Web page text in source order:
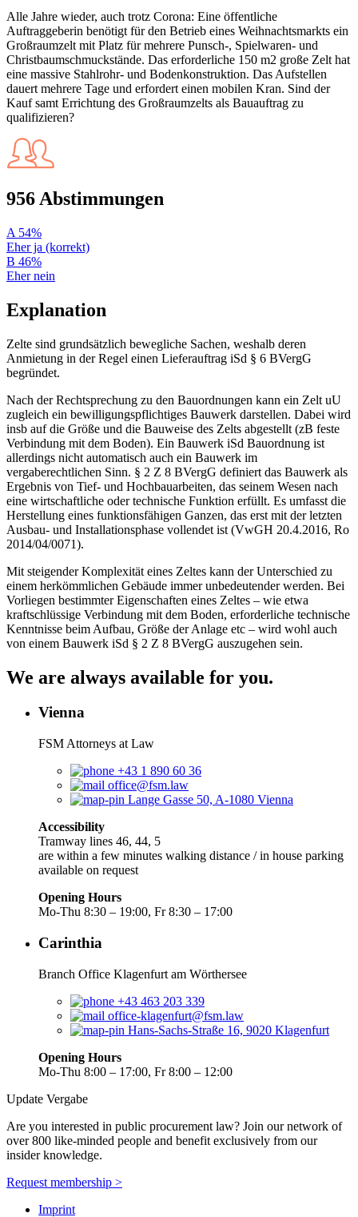
Alle Jahre wieder, auch trotz Corona: Eine öffentliche
Auftraggeberin benötigt für den Betrieb eines Weihnachtsmarkts ein
Großraumzelt mit Platz für mehrere Punsch-, Spielwaren- und
Christbaumschmuckstände. Das erforderliche 150 m2 große Zelt hat
eine massive Stahlrohr- und Bodenkonstruktion. Das Aufstellen
dauert mehrere Tage und erfordert einen mobilen Kran. Sind der
Kauf samt Errichtung des Großraumzelts als Bauauftrag zu
qualifizieren?
956 Abstimmungen
A 54%
Eher ja (korrekt)
B 46%
Eher nein
Explanation
Zelte sind grundsätzlich bewegliche Sachen, weshalb deren
Anmietung in der Regel einen Lieferauftrag iSd § 6 BVergG
begründet.
Nach der Rechtsprechung zu den Bauordnungen kann ein Zelt uU
zugleich ein bewilligungspflichtiges Bauwerk darstellen. Dabei wird
insb auf die Größe und die Bauweise des Zelts abgestellt (zB feste
Verbindung mit dem Boden). Ein Bauwerk iSd Bauordnung ist
allerdings nicht automatisch auch ein Bauwerk im
vergaberechtlichen Sinn. § 2 Z 8 BVergG definiert das Bauwerk als
Ergebnis von Tief- und Hochbauarbeiten, das seinem Wesen nach
eine wirtschaftliche oder technische Funktion erfüllt. Es umfasst die
Herstellung eines funktionsfähigen Ganzen, das erst mit der letzten
Ausbau- und Installationsphase vollendet ist (VwGH 20.4.2016, Ro
2014/04/0071).
Mit steigender Komplexität eines Zeltes kann der Unterschied zu
einem herkömmlichen Gebäude immer unbedeutender werden. Bei
Vorliegen bestimmter Eigenschaften eines Zeltes – wie etwa
kraftschlüssige Verbindung mit dem Boden, erforderliche technische
Kenntnisse beim Aufbau, Größe der Anlage etc – wird wohl auch
von einem Bauwerk iSd § 2 Z 8 BVergG auszugehen sein.
We are always available for you.
Vienna
FSM Attorneys at Law
+43 1 890 60 36
office@fsm.law
Lange Gasse 50, A-1080 Vienna
Accessibility
Tramway lines 46, 44, 5
are within a few minutes walking distance / in house parking
available on request
Opening Hours
Mo-Thu 8:30 – 19:00, Fr 8:30 – 17:00
Carinthia
Branch Office Klagenfurt am Wörthersee
+43 463 203 339
office-klagenfurt@fsm.law
Hans-Sachs-Straße 16, 9020 Klagenfurt
Opening Hours
Mo-Thu 8:00 – 17:00, Fr 8:00 – 12:00
Update Vergabe
Are you interested in public procurement law? Join our network of
over 800 like-minded people and benefit exclusively from our
insider knowledge.
Request membership >
Imprint